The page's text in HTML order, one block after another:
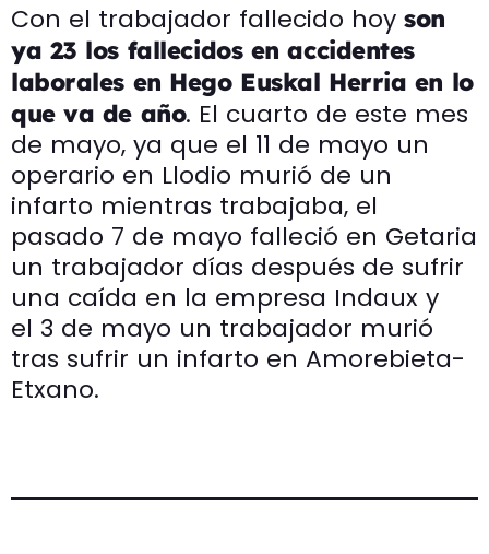
Con el trabajador fallecido hoy son
ya 23 los fallecidos en accidentes
laborales en Hego Euskal Herria en lo
que va de año. El cuarto de este mes
de mayo, ya que el 11 de mayo un
operario en Llodio murió de un
infarto mientras trabajaba, el
pasado 7 de mayo falleció en Getaria
un trabajador días después de sufrir
una caída en la empresa Indaux y
el 3 de mayo un trabajador murió
tras sufrir un infarto en Amorebieta-
Etxano.